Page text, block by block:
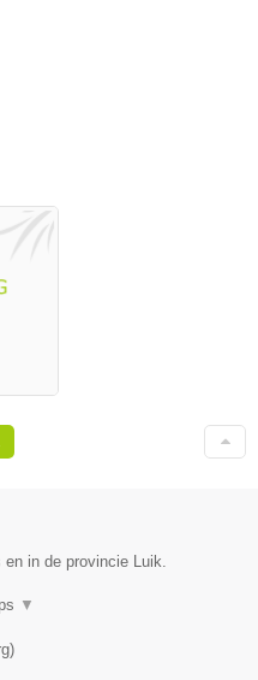
in de provincie Luik.
▼
)